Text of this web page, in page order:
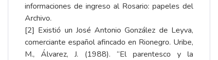
informaciones de ingreso al Rosario: papeles del
Archivo.
[2] Existió un José Antonio González de Leyva,
comerciante español afincado en Rionegro. Uribe,
M., Álvarez, J. (1988). “El parentesco y la